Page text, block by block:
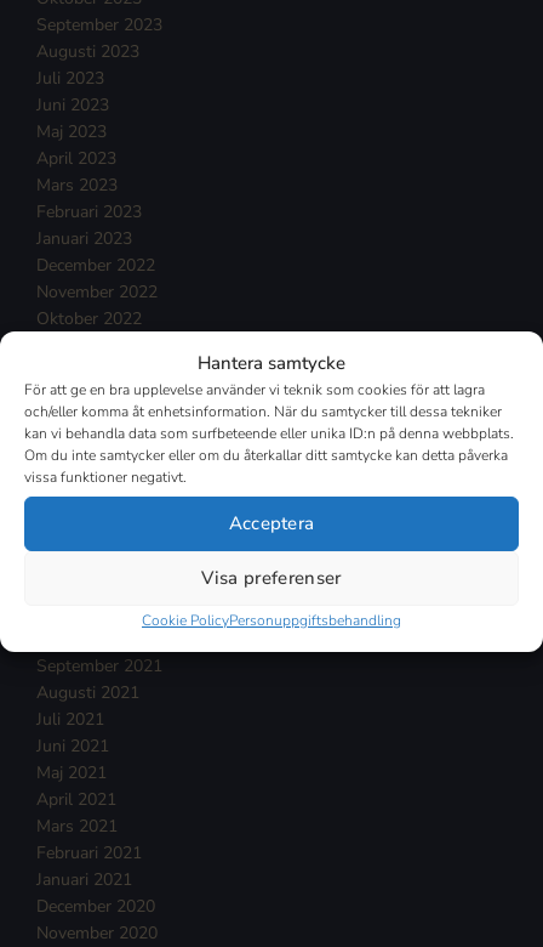
Hantera samtycke
För att ge en bra upplevelse använder vi teknik som cookies för att lagra
och/eller komma åt enhetsinformation. När du samtycker till dessa tekniker
kan vi behandla data som surfbeteende eller unika ID:n på denna webbplats.
Om du inte samtycker eller om du återkallar ditt samtycke kan detta påverka
vissa funktioner negativt.
Acceptera
Visa preferenser
Cookie PolicyPersonuppgiftsbehandling
September 2023
Augusti 2023
Juli 2023
Juni 2023
Maj 2023
April 2023
Mars 2023
Februari 2023
Januari 2023
December 2022
November 2022
Oktober 2022
Juli 2022
Juni 2022
Maj 2022
April 2022
November 2021
September 2021
Augusti 2021
Juli 2021
Juni 2021
Maj 2021
April 2021
Mars 2021
Februari 2021
Januari 2021
December 2020
November 2020